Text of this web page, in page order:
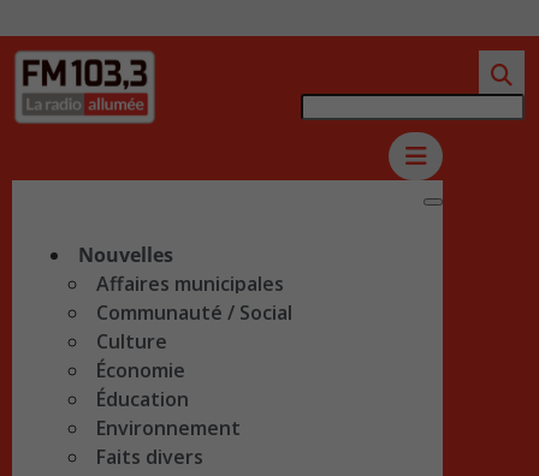
Nouvelles
Affaires municipales
Communauté / Social
Culture
Économie
Éducation
Environnement
Faits divers